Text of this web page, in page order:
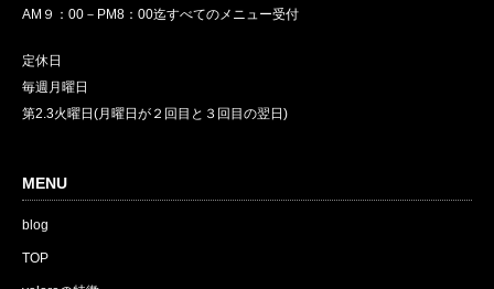
AM９：00－PM8：00迄すべてのメニュー受付
定休日
毎週月曜日
第2.3火曜日(月曜日が２回目と３回目の翌日)
MENU
blog
TOP